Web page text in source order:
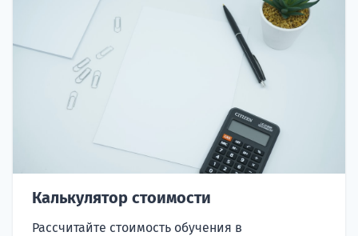
Калькулятор стоимости
Рассчитайте стоимость обучения в